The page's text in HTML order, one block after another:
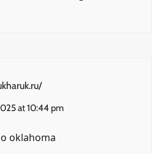
at 10:44 pm
oklahoma